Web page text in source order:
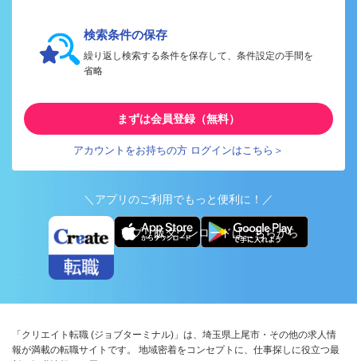
検索条件の保存
繰り返し検索する条件を保存して、条件設定の手間を
省略
まずは会員登録（無料）
アカウントをお持ちの方 ログインはこちら＞
＼アプリのご利用でもっと便利に！／
アプリ版ダウンロードはこちらから
「クリエイト転職 (ジョブターミナル)」は、埼玉県上尾市・その他の求人情
報が満載の転職サイトです。 地域密着をコンセプトに、仕事探しに役立つ最